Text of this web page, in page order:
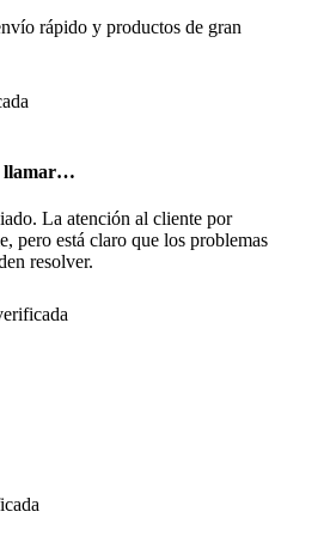
rápido y productos de gran
llamar…
La atención al cliente por
pero está claro que los problemas
resolver.